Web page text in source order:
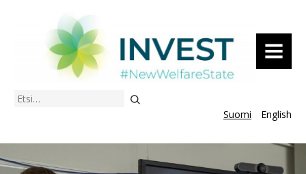
VALIKKO
Etsi
Suomi
English